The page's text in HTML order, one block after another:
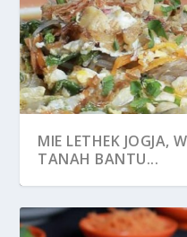
MIE LETHEK JOGJA,
TANAH BANTU...